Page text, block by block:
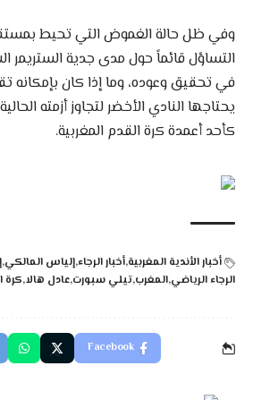
وفي ظل حالة الغموض التي تحيط
التساؤل قائماً حول مدى جدية الستريمر
في تحقيق وعوده، وما إذا كان بإمكانه
يحتاجها النادي الأخضر لتجاوز أزمته
كأحد أعمدة كرة القدم المغربية.
أخبار الأندية المغربيةأخبار الرجاءإلياس المالكي
الرجاء الرياضيالمغربتيلي سبورتعادل هالاكرة
Facebook